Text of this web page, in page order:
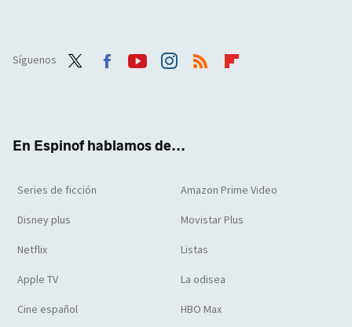
Síguenos
En Espinof hablamos de...
Series de ficción Amazon Prime Video
Disney plus Movistar Plus
Netflix Listas
Apple TV La odisea
Cine español HBO Max